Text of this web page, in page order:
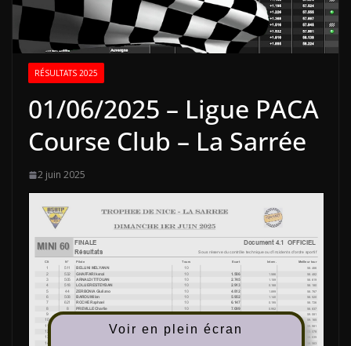
RÉSULTATS 2025
01/06/2025 – Ligue PACA
Course Club – La Sarrée
2 juin 2025
Voir en plein écran